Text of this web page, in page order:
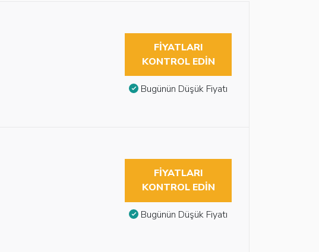
FIYATLARI
KONTROL EDIN
Bugünün Düşük Fiyatı
FIYATLARI
KONTROL EDIN
Bugünün Düşük Fiyatı